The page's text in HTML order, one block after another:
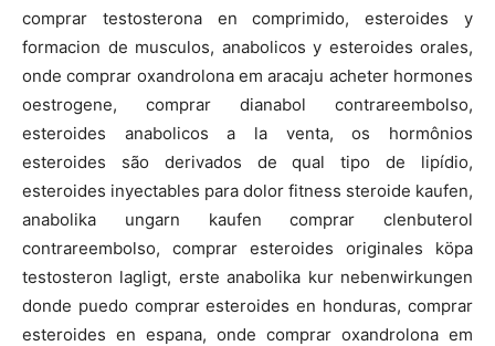
comprar testosterona en comprimido, esteroides y
formacion de musculos, anabolicos y esteroides orales,
onde comprar oxandrolona em aracaju acheter hormones
oestrogene, comprar dianabol contrareembolso,
esteroides anabolicos a la venta, os hormônios
esteroides são derivados de qual tipo de lipídio,
esteroides inyectables para dolor fitness steroide kaufen,
anabolika ungarn kaufen comprar clenbuterol
contrareembolso, comprar esteroides originales köpa
testosteron lagligt, erste anabolika kur nebenwirkungen
donde puedo comprar esteroides en honduras, comprar
esteroides en espana, onde comprar oxandrolona em